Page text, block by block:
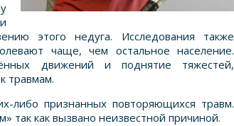
этого недуга. Исследования также
чаще, чем остальное население.
движений и поднятие тяжестей,
травмам.
либо признанных повторяющихся травм.
так как вызвано неизвестной причиной.